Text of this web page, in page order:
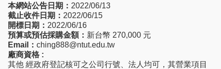
本網站公告日期： 2022/06/13
截止收件日期： 2022/06/15
開標日期： 2022/06/16
預算或預估採購金額： 新台幣 270,000 元
Email： ching888@ntut.edu.tw
廠商資格 :
其他 經政府登記核可之公司行號、法人均可，其營業項目